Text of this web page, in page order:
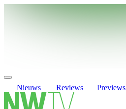
Nieuws Reviews Previews